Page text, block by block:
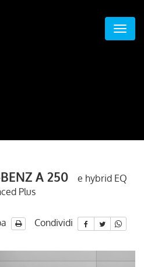
A 250
e hybrid EQ
Plus
Condividi